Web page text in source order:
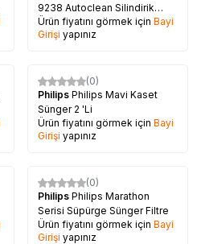
9238 Autoclean Silindirik
Hepa Filtre
Ürün fiyatını görmek için Bayi
Girişi yapınız
(0)
Philips Philips Mavi Kaset
Sünger 2 'Li
Ürün fiyatını görmek için Bayi
Girişi yapınız
(0)
Philips Philips Marathon
Serisi Süpürge Sünger Filtre
Ürün fiyatını görmek için Bayi
Girişi yapınız